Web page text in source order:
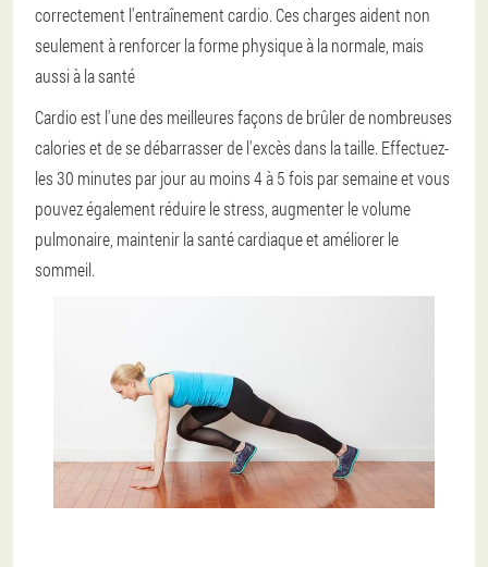
correctement l'entraînement cardio. Ces charges aident non
seulement à renforcer la forme physique à la normale, mais
aussi à la santé
Cardio est l'une des meilleures façons de brûler de nombreuses
calories et de se débarrasser de l'excès dans la taille. Effectuez-
les 30 minutes par jour au moins 4 à 5 fois par semaine et vous
pouvez également réduire le stress, augmenter le volume
pulmonaire, maintenir la santé cardiaque et améliorer le
sommeil.